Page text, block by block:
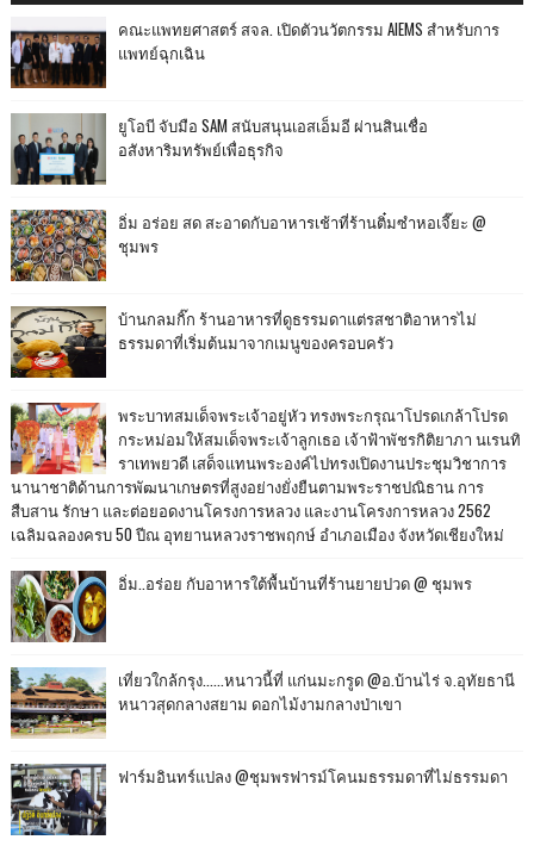
คณะแพทยศาสตร์ สจล. เปิดตัวนวัตกรรม AIEMS สำหรับการ
แพทย์ฉุกเฉิน
ยูโอบี จับมือ SAM สนับสนุนเอสเอ็มอี ผ่านสินเชื่อ
อสังหาริมทรัพย์เพื่อธุรกิจ
อิ่ม อร่อย สด สะอาดกับอาหารเช้าที่ร้านติ๋มซำหอเจี๊ยะ @
ชุมพร
บ้านกลมกิ๊ก ร้านอาหารที่ดูธรรมดาแต่รสชาติอาหารไม่
ธรรมดาที่เริ่มต้นมาจากเมนูของครอบครัว
พระบาทสมเด็จพระเจ้าอยู่หัว ทรงพระกรุณาโปรดเกล้าโปรด
กระหม่อมให้สมเด็จพระเจ้าลูกเธอ เจ้าฟ้าพัชรกิติยาภา นเรนทิ
ราเทพยวดี เสด็จแทนพระองค์ไปทรงเปิดงานประชุมวิชาการ
นานาชาติด้านการพัฒนาเกษตรที่สูงอย่างยั่งยืนตามพระราชปณิธาน การ
สืบสาน รักษา และต่อยอดงานโครงการหลวง และงานโครงการหลวง 2562
เฉลิมฉลองครบ 50 ปีณ อุทยานหลวงราชพฤกษ์ อำเภอเมือง จังหวัดเชียงใหม่
อิ่ม..อร่อย กับอาหารใต้พื้นบ้านที่ร้านยายปวด @ ชุมพร
เที่ยวใกล้กรุง......หนาวนี้ที่ แก่นมะกรูด @อ.บ้านไร่ จ.อุทัยธานี
หนาวสุดกลางสยาม ดอกไม้งามกลางป่าเขา
ฟาร์มอินทร์แปลง @ชุมพรฟารม์โคนมธรรมดาที่ไม่ธรรมดา